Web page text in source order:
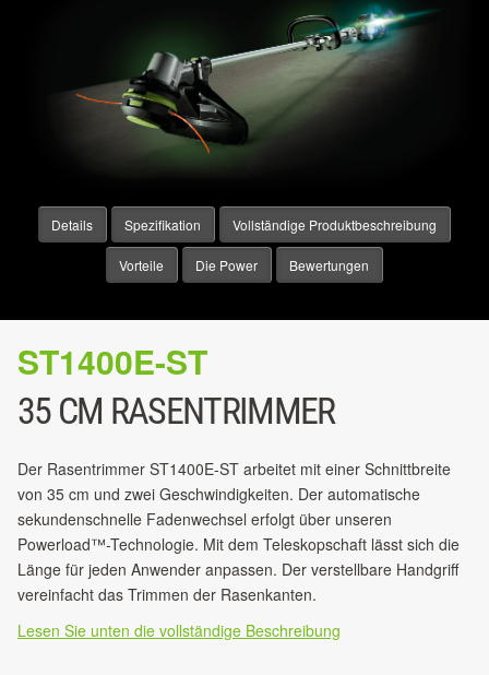
Details Spezifikation Vollständige Produktbeschreibung
Vorteile Die Power Bewertungen
ST1400E-ST
35 CM RASENTRIMMER
Der Rasentrimmer ST1400E-ST arbeitet mit einer Schnittbreite
von 35 cm und zwei Geschwindigkeiten. Der automatische
sekundenschnelle Fadenwechsel erfolgt über unseren
Powerload™-Technologie. Mit dem Teleskopschaft lässt sich die
Länge für jeden Anwender anpassen. Der verstellbare Handgriff
vereinfacht das Trimmen der Rasenkanten.
Lesen Sie unten die vollständige Beschreibung